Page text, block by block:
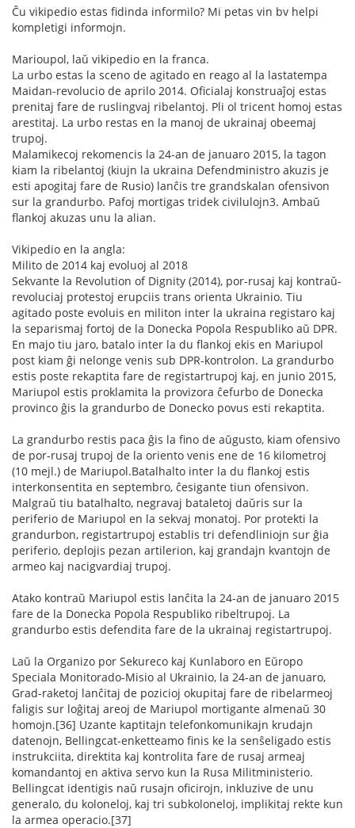
Ĉu vikipedio estas fidinda informilo? Mi petas vin bv helpi
kompletigi informojn.
Marioupol, laŭ vikipedio en la franca.
La urbo estas la sceno de agitado en reago al la lastatempa
Maidan-revolucio de aprilo 2014. Oficialaj konstruaĵoj estas
prenitaj fare de ruslingvaj ribelantoj. Pli ol tricent homoj estas
arestitaj. La urbo restas en la manoj de ukrainaj obeemaj
trupoj.
Malamikecoj rekomencis la 24-an de januaro 2015, la tagon
kiam la ribelantoj (kiujn la ukraina Defendministro akuzis je
esti apogitaj fare de Rusio) lanĉis tre grandskalan ofensivon
sur la grandurbo. Pafoj mortigas tridek civilulojn3. Ambaŭ
flankoj akuzas unu la alian.
Vikipedio en la angla:
Milito de 2014 kaj evoluoj al 2018
Sekvante la Revolution of Dignity (2014), por-rusaj kaj kontraŭ-
revoluciaj protestoj erupciis trans orienta Ukrainio. Tiu
agitado poste evoluis en militon inter la ukraina registaro kaj
la separismaj fortoj de la Donecka Popola Respubliko aŭ DPR.
En majo tiu jaro, batalo inter la du flankoj ekis en Mariupol
post kiam ĝi nelonge venis sub DPR-kontrolon. La grandurbo
estis poste rekaptita fare de registartrupoj kaj, en junio 2015,
Mariupol estis proklamita la provizora ĉefurbo de Donecka
provinco ĝis la grandurbo de Donecko povus esti rekaptita.
La grandurbo restis paca ĝis la fino de aŭgusto, kiam ofensivo
de por-rusaj trupoj de la oriento venis ene de 16 kilometroj
(10 mejl.) de Mariupol.Batalhalto inter la du flankoj estis
interkonsentita en septembro, ĉesigante tiun ofensivon.
Malgraŭ tiu batalhalto, negravaj bataletoj daŭris sur la
periferio de Mariupol en la sekvaj monatoj. Por protekti la
grandurbon, registartrupoj establis tri defendliniojn sur ĝia
periferio, deplojis pezan artilerion, kaj grandajn kvantojn de
armeo kaj nacigvardiaj trupoj.
Atako kontraŭ Mariupol estis lanĉita la 24-an de januaro 2015
fare de la Donecka Popola Respubliko ribeltrupoj. La
grandurbo estis defendita fare de la ukrainaj registartrupoj.
Laŭ la Organizo por Sekureco kaj Kunlaboro en Eŭropo
Speciala Monitorado-Misio al Ukrainio, la 24-an de januaro,
Grad-raketoj lanĉitaj de pozicioj okupitaj fare de ribelarmeoj
faligis sur loĝitaj areoj de Mariupol mortigante almenaŭ 30
homojn.[36] Uzante kaptitajn telefonkomunikajn krudajn
datenojn, Bellingcat-enketteamo finis ke la senŝeligado estis
instrukciita, direktita kaj kontrolita fare de rusaj armeaj
komandantoj en aktiva servo kun la Rusa Militministerio.
Bellingcat identigis naŭ rusajn oficirojn, inkluzive de unu
generalo, du koloneloj, kaj tri subkoloneloj, implikitaj rekte kun
la armea operacio.[37]